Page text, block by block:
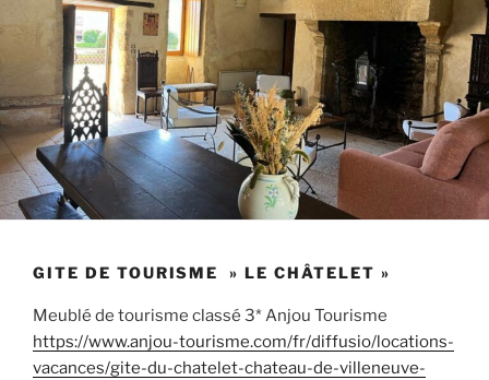
GITE DE TOURISME » LE CHÂTELET »
Meublé de tourisme classé 3* Anjou Tourisme
https://www.anjou-tourisme.com/fr/diffusio/locations-
vacances/gite-du-chatelet-chateau-de-villeneuve-